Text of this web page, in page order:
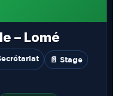
– Lomé
📄 Stage